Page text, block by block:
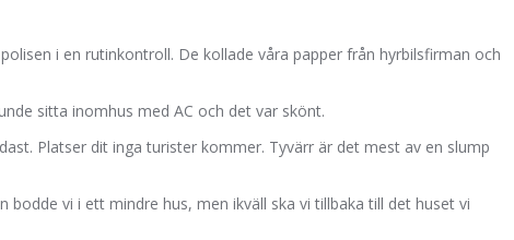
i en rutinkontroll. De kollade våra papper från hyrbilsfirman och
sitta inomhus med AC och det var skönt.
Platser dit inga turister kommer. Tyvärr är det mest av en slump
vi i ett mindre hus, men ikväll ska vi tillbaka till det huset vi